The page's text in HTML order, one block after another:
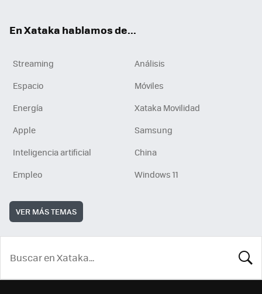
En Xataka hablamos de...
Streaming
Análisis
Espacio
Móviles
Energía
Xataka Movilidad
Apple
Samsung
Inteligencia artificial
China
Empleo
Windows 11
VER MÁS TEMAS